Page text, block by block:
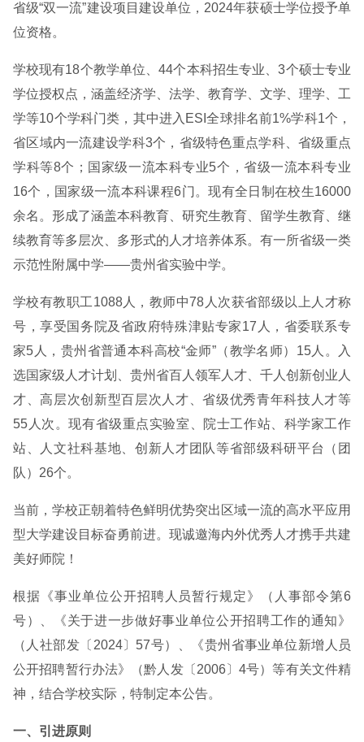
省级“双一流”建设项目建设单位，2024年获硕士学位授予单
位资格。
学校现有18个教学单位、44个本科招生专业、3个硕士专业
学位授权点，涵盖经济学、法学、教育学、文学、理学、工
学等10个学科门类，其中进入ESI全球排名前1%学科1个，
省区域内一流建设学科3个，省级特色重点学科、省级重点
学科等8个；国家级一流本科专业5个，省级一流本科专业
16个，国家级一流本科课程6门。现有全日制在校生16000
余名。形成了涵盖本科教育、研究生教育、留学生教育、继
续教育等多层次、多形式的人才培养体系。有一所省级一类
示范性附属中学——贵州省实验中学。
学校有教职工1088人，教师中78人次获省部级以上人才称
号，享受国务院及省政府特殊津贴专家17人，省委联系专
家5人，贵州省普通本科高校“金师”（教学名师）15人。入
选国家级人才计划、贵州省百人领军人才、千人创新创业人
才、高层次创新型百层次人才、省级优秀青年科技人才等
55人次。现有省级重点实验室、院士工作站、科学家工作
站、人文社科基地、创新人才团队等省部级科研平台（团
队）26个。
当前，学校正朝着特色鲜明优势突出区域一流的高水平应用
型大学建设目标奋勇前进。现诚邀海内外优秀人才携手共建
美好师院！
根据《事业单位公开招聘人员暂行规定》（人事部令第6
号）、《关于进一步做好事业单位公开招聘工作的通知》
（人社部发〔2024〕57号）、《贵州省事业单位新增人员
公开招聘暂行办法》（黔人发〔2006〕4号）等有关文件精
神，结合学校实际，特制定本公告。
一、引进原则